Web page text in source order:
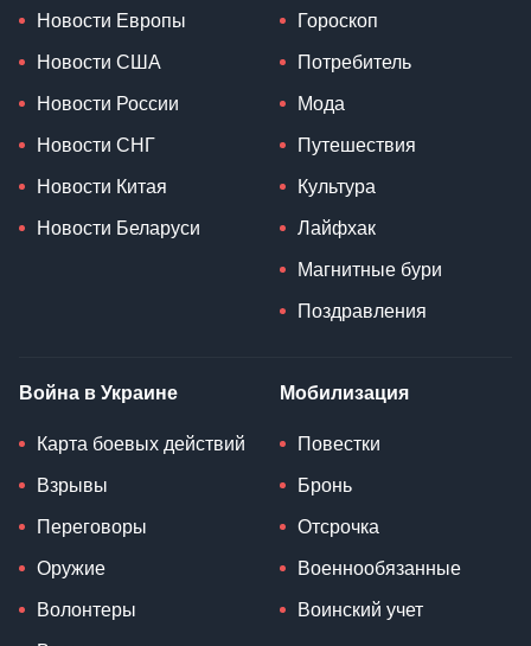
Новости Европы
Новости США
Новости России
Новости СНГ
Новости Китая
Новости Беларуси
Гороскоп
Потребитель
Мода
Путешествия
Культура
Лайфхак
Магнитные бури
Поздравления
Война в Украине
Карта боевых действий
Взрывы
Переговоры
Оружие
Волонтеры
Мобилизация
Повестки
Бронь
Отсрочка
Военнообязанные
Воинский учет